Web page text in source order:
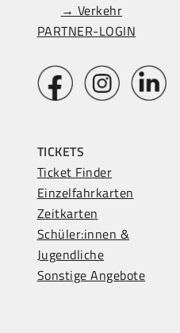
→ Verkehr
PARTNER-LOGIN
TICKETS
Ticket Finder
Einzelfahrkarten
Zeitkarten
Schüler:innen &
Jugendliche
Sonstige Angebote